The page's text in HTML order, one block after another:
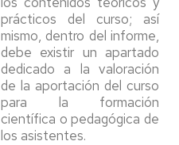
prácticos del curso; así
mismo, dentro del informe,
debe existir un apartado
dedicado a la valoración
de la aportación del curso
para la formación
científica o pedagógica de
los asistentes.